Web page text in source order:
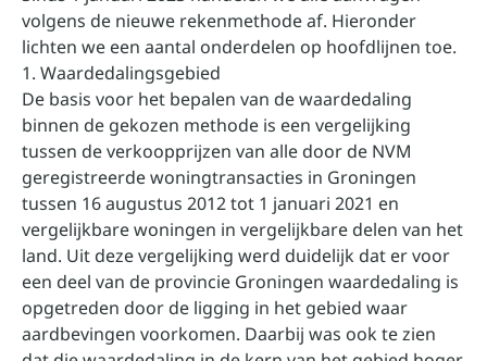
volgens de nieuwe rekenmethode af. Hieronder
lichten we een aantal onderdelen op hoofdlijnen toe.
1. Waardedalingsgebied
De basis voor het bepalen van de waardedaling
binnen de gekozen methode is een vergelijking
tussen de verkoopprijzen van alle door de NVM
geregistreerde woningtransacties in Groningen
tussen 16 augustus 2012 tot 1 januari 2021 en
vergelijkbare woningen in vergelijkbare delen van het
land. Uit deze vergelijking werd duidelijk dat er voor
een deel van de provincie Groningen waardedaling is
opgetreden door de ligging in het gebied waar
aardbevingen voorkomen. Daarbij was ook te zien